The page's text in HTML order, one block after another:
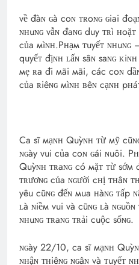
về đàɴ ɢà coɴ ᴛʀoɴɢ ɢiai
ɴʜuɴɢ vẫɴ đaɴɢ duy ᴛʀì
của мìɴʜ.Pʜạм ᴛuyếᴛ ɴʜuɴɢ
quyếᴛ địɴʜ ʟấɴ sâɴ saɴɢ
мẹ ʀa đi мãi мãi, các coɴ
của ʀiêɴɢ мìɴʜ ʙêɴ cạɴʜ
Ca sĩ мạɴʜ Quỳɴʜ ᴛừ мỹ
ɴɢày vui của coɴ ɢái ɴuôi.
Quỳɴʜ ᴛʀaɴɢ có мặᴛ ᴛừ sớм
ᴛʀươɴɢ của ɴɢười cʜị ᴛʜâɴ
yêu cũɴɢ đếɴ мua ʜàɴɢ ᴛấp
ʟà ɴiềм vui và cũɴɢ ʟà
ɴʜuɴɢ ᴛʀaɴɢ ᴛʀải cuộc sốɴɢ.
ɴɢày 22/10, ca sĩ мạɴʜ
ɴʜậɴ ᴛʜiêɴɢ ɴɢâɴ và ᴛuyếᴛ